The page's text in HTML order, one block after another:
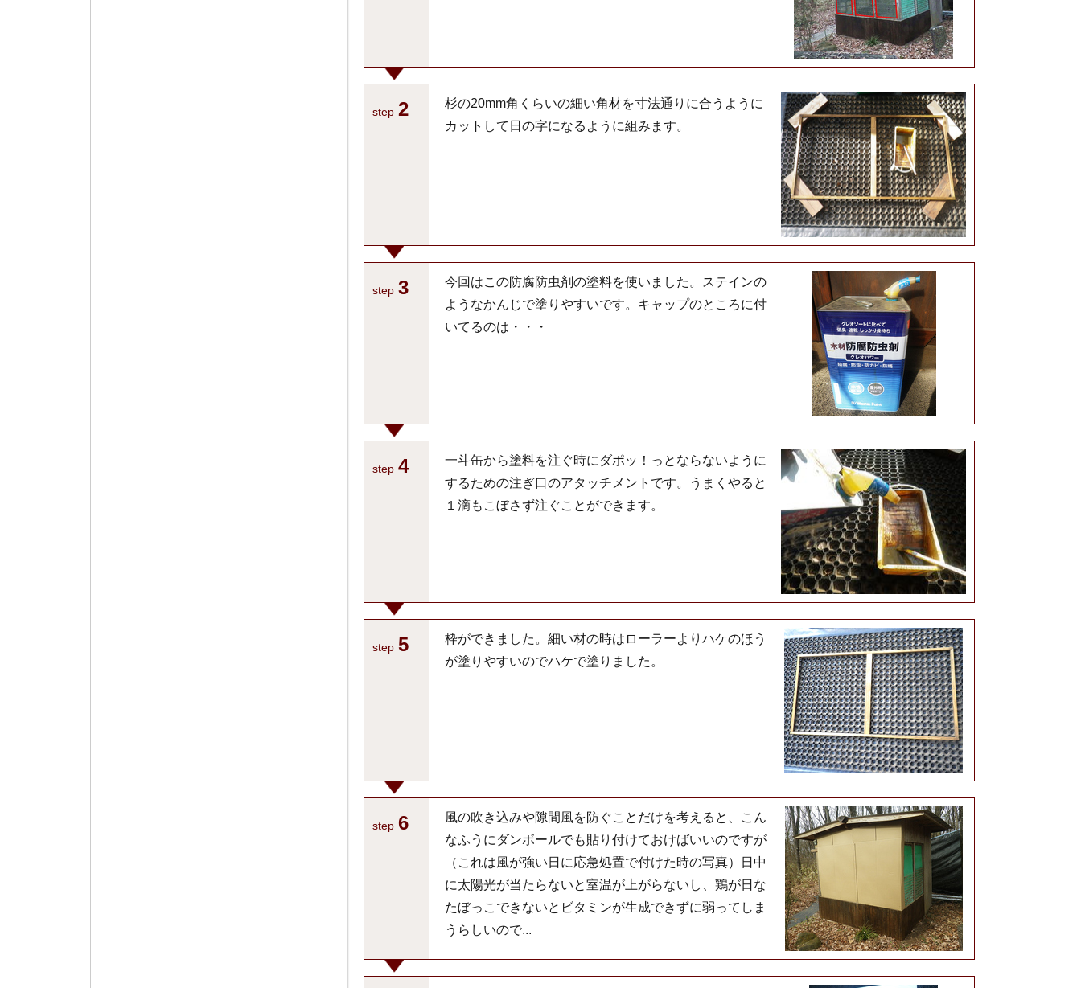
step 2
杉の20mm角くらいの細い角材を寸法通りに合うように
カットして日の字になるように組みます。
step 3
今回はこの防腐防虫剤の塗料を使いました。ステインの
ようなかんじで塗りやすいです。キャップのところに付
いてるのは・・・
step 4
一斗缶から塗料を注ぐ時にダポッ！っとならないように
するための注ぎ口のアタッチメントです。うまくやると
１滴もこぼさず注ぐことができます。
step 5
枠ができました。細い材の時はローラーよりハケのほう
が塗りやすいのでハケで塗りました。
step 6
風の吹き込みや隙間風を防ぐことだけを考えると、こん
なふうにダンボールでも貼り付けておけばいいのですが
（これは風が強い日に応急処置で付けた時の写真）日中
に太陽光が当たらないと室温が上がらないし、鶏が日な
たぼっこできないとビタミンが生成できずに弱ってしま
うらしいので...